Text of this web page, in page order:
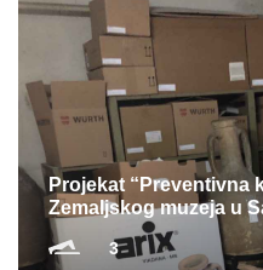
Projekat “Preventivna
Zemaljskog muzeja u
3